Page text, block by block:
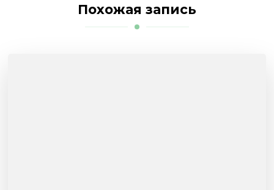
Похожая запись